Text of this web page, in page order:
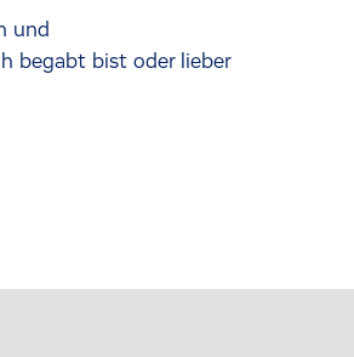
und
begabt bist oder lieber